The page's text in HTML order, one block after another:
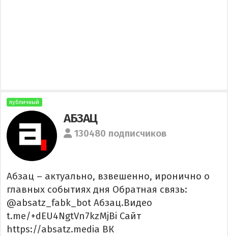
публичный
АБЗАЦ
130480 подписчиков
Абзац – актуально, взвешенно, иронично о
главных событиях дня Обратная связь:
@absatz_fabk_bot Абзац.Видео
t.me/+dEU4NgtVn7kzMjBi Сайт
https://absatz.media ВК